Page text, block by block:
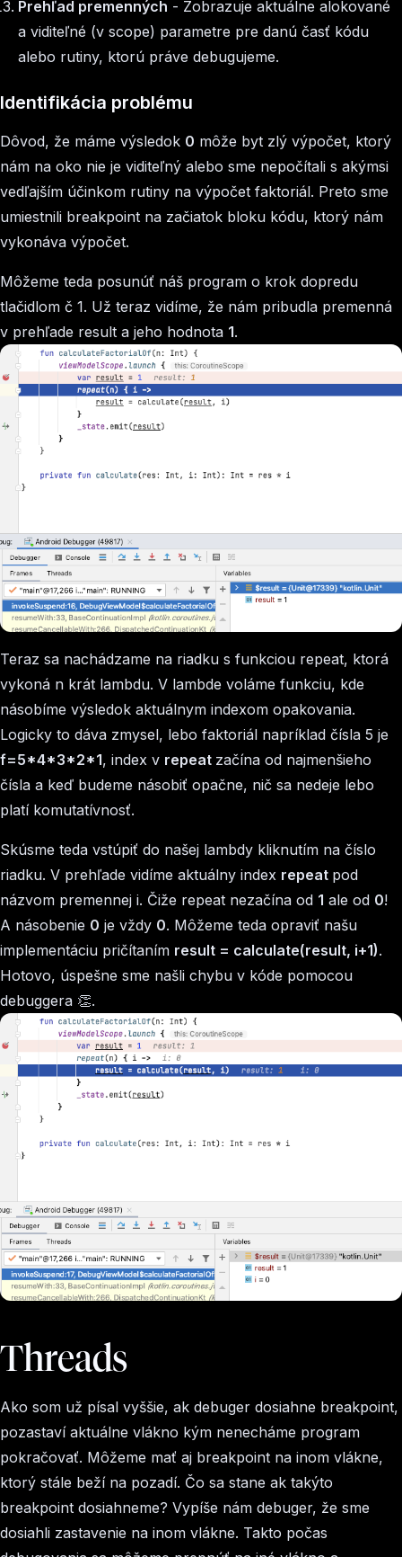
Prehľad premenných - Zobrazuje aktuálne alokované
a viditeľné (v scope) parametre pre danú časť kódu
alebo rutiny, ktorú práve debugujeme.
Identifikácia problému
Dôvod, že máme výsledok 0 môže byt zlý výpočet, ktorý
nám na oko nie je viditeľný alebo sme nepočítali s akýmsi
vedľajším účinkom rutiny na výpočet faktoriál. Preto sme
umiestnili breakpoint na začiatok bloku kódu, ktorý nám
vykonáva výpočet.
Môžeme teda posunúť náš program o krok dopredu
tlačidlom č 1. Už teraz vidíme, že nám pribudla premenná
v prehľade result a jeho hodnota 1.
Teraz sa nachádzame na riadku s funkciou repeat, ktorá
vykoná n krát lambdu. V lambde voláme funkciu, kde
násobíme výsledok aktuálnym indexom opakovania.
Logicky to dáva zmysel, lebo faktoriál napríklad čísla 5 je
f=5*4*3*2*1, index v repeat začína od najmenšieho
čísla a keď budeme násobiť opačne, nič sa nedeje lebo
platí komutatívnosť.
Skúsme teda vstúpiť do našej lambdy kliknutím na číslo
riadku. V prehľade vidíme aktuálny index repeat pod
názvom premennej i. Čiže repeat nezačína od 1 ale od 0!
A násobenie 0 je vždy 0. Môžeme teda opraviť našu
implementáciu pričítaním result = calculate(result, i+1).
Hotovo, úspešne sme našli chybu v kóde pomocou
debuggera 👏.
Threads
Ako som už písal vyššie, ak debuger dosiahne breakpoint,
pozastaví aktuálne vlákno kým nenecháme program
pokračovať. Môžeme mať aj breakpoint na inom vlákne,
ktorý stále beží na pozadí. Čo sa stane ak takýto
breakpoint dosiahneme? Vypíše nám debuger, že sme
dosiahli zastavenie na inom vlákne. Takto počas